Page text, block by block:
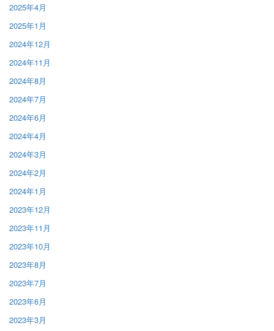
2025年4月
2025年1月
2024年12月
2024年11月
2024年8月
2024年7月
2024年6月
2024年4月
2024年3月
2024年2月
2024年1月
2023年12月
2023年11月
2023年10月
2023年8月
2023年7月
2023年6月
2023年3月